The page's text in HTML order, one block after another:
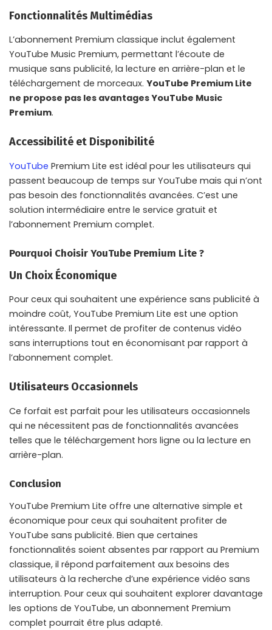
Fonctionnalités Multimédias
L’abonnement Premium classique inclut également
YouTube Music Premium, permettant l’écoute de
musique sans publicité, la lecture en arrière-plan et le
téléchargement de morceaux. YouTube Premium Lite
ne propose pas les avantages YouTube Music
Premium.
Accessibilité et Disponibilité
YouTube Premium Lite est idéal pour les utilisateurs qui
passent beaucoup de temps sur YouTube mais qui n’ont
pas besoin des fonctionnalités avancées. C’est une
solution intermédiaire entre le service gratuit et
l’abonnement Premium complet.
Pourquoi Choisir YouTube Premium Lite ?
Un Choix Économique
Pour ceux qui souhaitent une expérience sans publicité à
moindre coût, YouTube Premium Lite est une option
intéressante. Il permet de profiter de contenus vidéo
sans interruptions tout en économisant par rapport à
l’abonnement complet.
Utilisateurs Occasionnels
Ce forfait est parfait pour les utilisateurs occasionnels
qui ne nécessitent pas de fonctionnalités avancées
telles que le téléchargement hors ligne ou la lecture en
arrière-plan.
Conclusion
YouTube Premium Lite offre une alternative simple et
économique pour ceux qui souhaitent profiter de
YouTube sans publicité. Bien que certaines
fonctionnalités soient absentes par rapport au Premium
classique, il répond parfaitement aux besoins des
utilisateurs à la recherche d’une expérience vidéo sans
interruption. Pour ceux qui souhaitent explorer davantage
les options de YouTube, un abonnement Premium
complet pourrait être plus adapté.